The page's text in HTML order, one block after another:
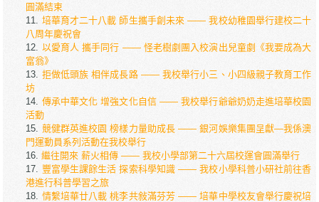
圓滿結束
培華育才二十八載 師生攜手創未來 —— 我校幼稚園舉行建校二十
八周年慶祝會
以愛育人 攜手同行 —— 怪老樹劇團入校演出兒童劇《我要成為大
富翁》
拒做低頭族 相伴成長路 —— 我校舉行小三、小四級親子教育工作
坊
傳承中華文化 增強文化自信 —— 我校舉行爺爺奶奶走進培華校園
活動
競健群英進校園 榜樣力量助成長 —— 銀河娛樂集團呈獻—我係澳
門運動員系列活動在我校舉行
繼往開來 薪火相傳 —— 我校小學部第二十六屆校運會圓滿舉行
豐富學生課餘生活 探索科學知識 —— 我校小學科普小研社前往香
港進行科普學習之旅
情繫培華廿八載 桃李共敍滿芬芳 —— 培華中學校友會舉行慶祝培